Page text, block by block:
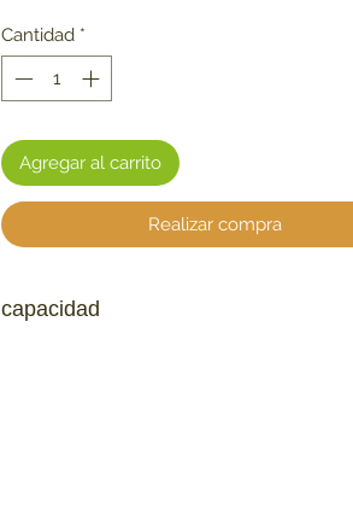
Cantidad *
Agregar al carrito
Realizar compra
capacidad